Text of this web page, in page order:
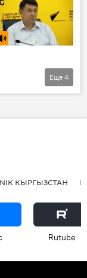
Еще 4
КЫРГЫЗСТАН
Rutube